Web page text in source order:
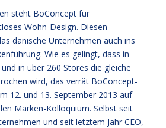
steht BoConcept für
Wohn-Design. Diesen
dänische Unternehmen auch ins
Wie es gelingt, dass in
in über 260 Stores die gleiche
wird, das verrät BoConcept-
12. und 13. September 2013 auf
Marken-Kolloquium. Selbst seit
und seit letztem Jahr CEO,